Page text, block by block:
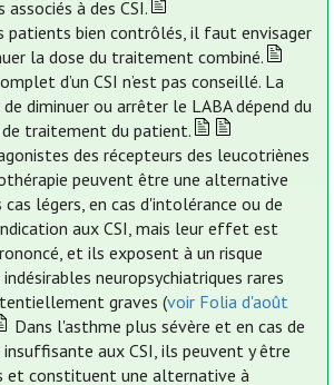
associés à des CSI.
patients bien contrôlés, il faut envisager
la dose du traitement combiné.
d’un CSI n’est pas conseillé. La
de diminuer ou arrêter le LABA dépend du
de traitement du patient.
des récepteurs des leucotriènes
peuvent être une alternative
cas légers, en cas d'intolérance ou de
aux CSI, mais leur effet est
et ils exposent à un risque
neuropsychiatriques rares
graves (voir Folia d'août
Dans l'asthme plus sévère et en cas de
insuffisante aux CSI, ils peuvent y être
et constituent une alternative à